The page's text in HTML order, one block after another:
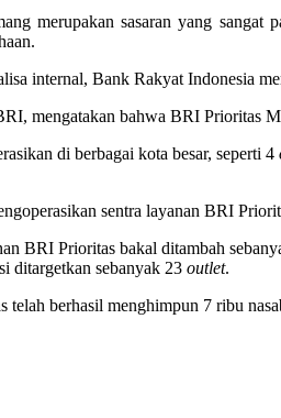
merupakan sasaran yang sangat
internal, Bank Rakyat Indonesia
mengatakan bahwa BRI Prioritas
di berbagai kota besar, seperti 4
sentra layanan BRI
BRI Prioritas bakal ditambah
ditargetkan sebanyak 23 outlet.
telah berhasil menghimpun 7 ribu